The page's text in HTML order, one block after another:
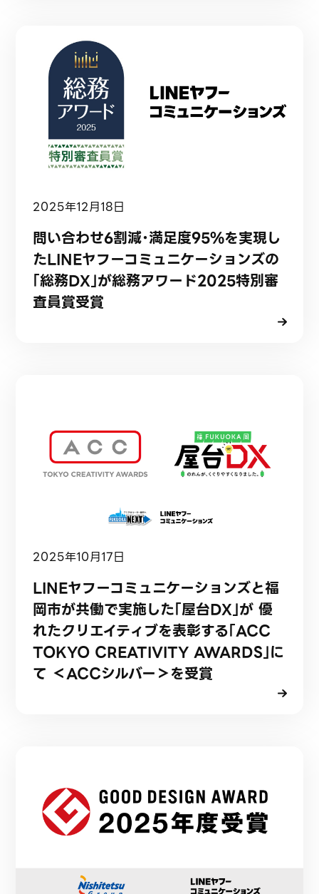
2025年12月18日
問い合わせ6割減・満足度95%を実現し
たLINEヤフーコミュニケーションズの
「総務DX」が総務アワード2025特別審
査員賞受賞
2025年10月17日
LINEヤフーコミュニケーションズと福
岡市が共働で実施した「屋台DX」が 優
れたクリエイティブを表彰する「ACC
TOKYO CREATIVITY AWARDS」に
て ＜ACCシルバー＞を受賞